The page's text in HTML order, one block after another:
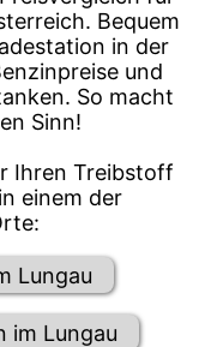
Bequem
in der
und
So macht
Sinn!
Ihren Treibstoff
einem der
Lungau
im Lungau